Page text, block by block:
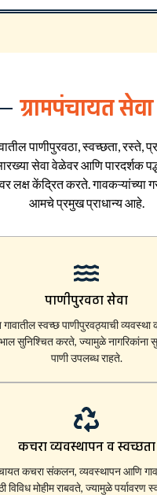
ग्रामपंचायत सेवा
पाणीपुरवठा, स्वच्छता, रस्ते,
सेवा वेळेवर आणि पारदर्शक
लक्ष केंद्रित करते. गावकऱ्यांच्या
आमचे प्रमुख प्राधान्य आहे.
पाणीपुरवठा सेवा
गावातील स्वच्छ पाणीपुरवठ्याची
सुनिश्चित करते, ज्यामुळे नागरिकांना
पाणी उपलब्ध राहते.
कचरा व्यवस्थापन व स्वच्छता
कचरा संकलन, व्यवस्थापन आणि
विविध मोहीम राबवते, ज्यामुळे पर्यावरण